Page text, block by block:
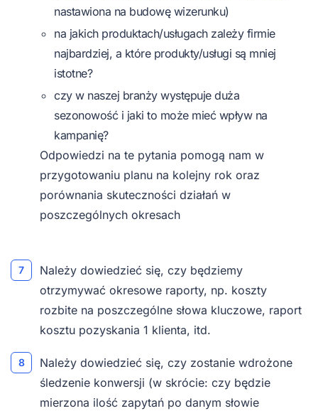
nastawiona na budowę wizerunku)
na jakich produktach/usługach zależy firmie
najbardziej, a które produkty/usługi są mniej
istotne?
czy w naszej branży występuje duża
sezonowość i jaki to może mieć wpływ na
kampanię?
Odpowiedzi na te pytania pomogą nam w
przygotowaniu planu na kolejny rok oraz
porównania skuteczności działań w
poszczególnych okresach
Należy dowiedzieć się, czy będziemy
otrzymywać okresowe raporty, np. koszty
rozbite na poszczególne słowa kluczowe, raport
kosztu pozyskania 1 klienta, itd.
Należy dowiedzieć się, czy zostanie wdrożone
śledzenie konwersji (w skrócie: czy będzie
mierzona ilość zapytań po danym słowie